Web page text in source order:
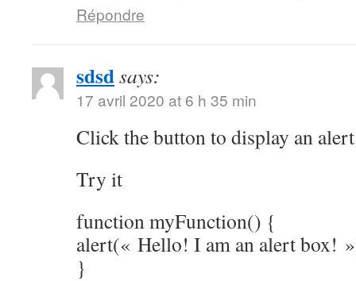
Répondre
sdsdsays:
17 avril 2020 at 6 h 35 min
Click the button to display an
Try it
function myFunction() {
alert(« Hello! I am an alert box!
}